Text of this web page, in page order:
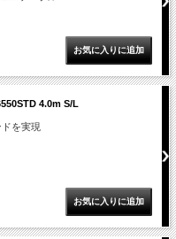
4.0m S/L
を実現